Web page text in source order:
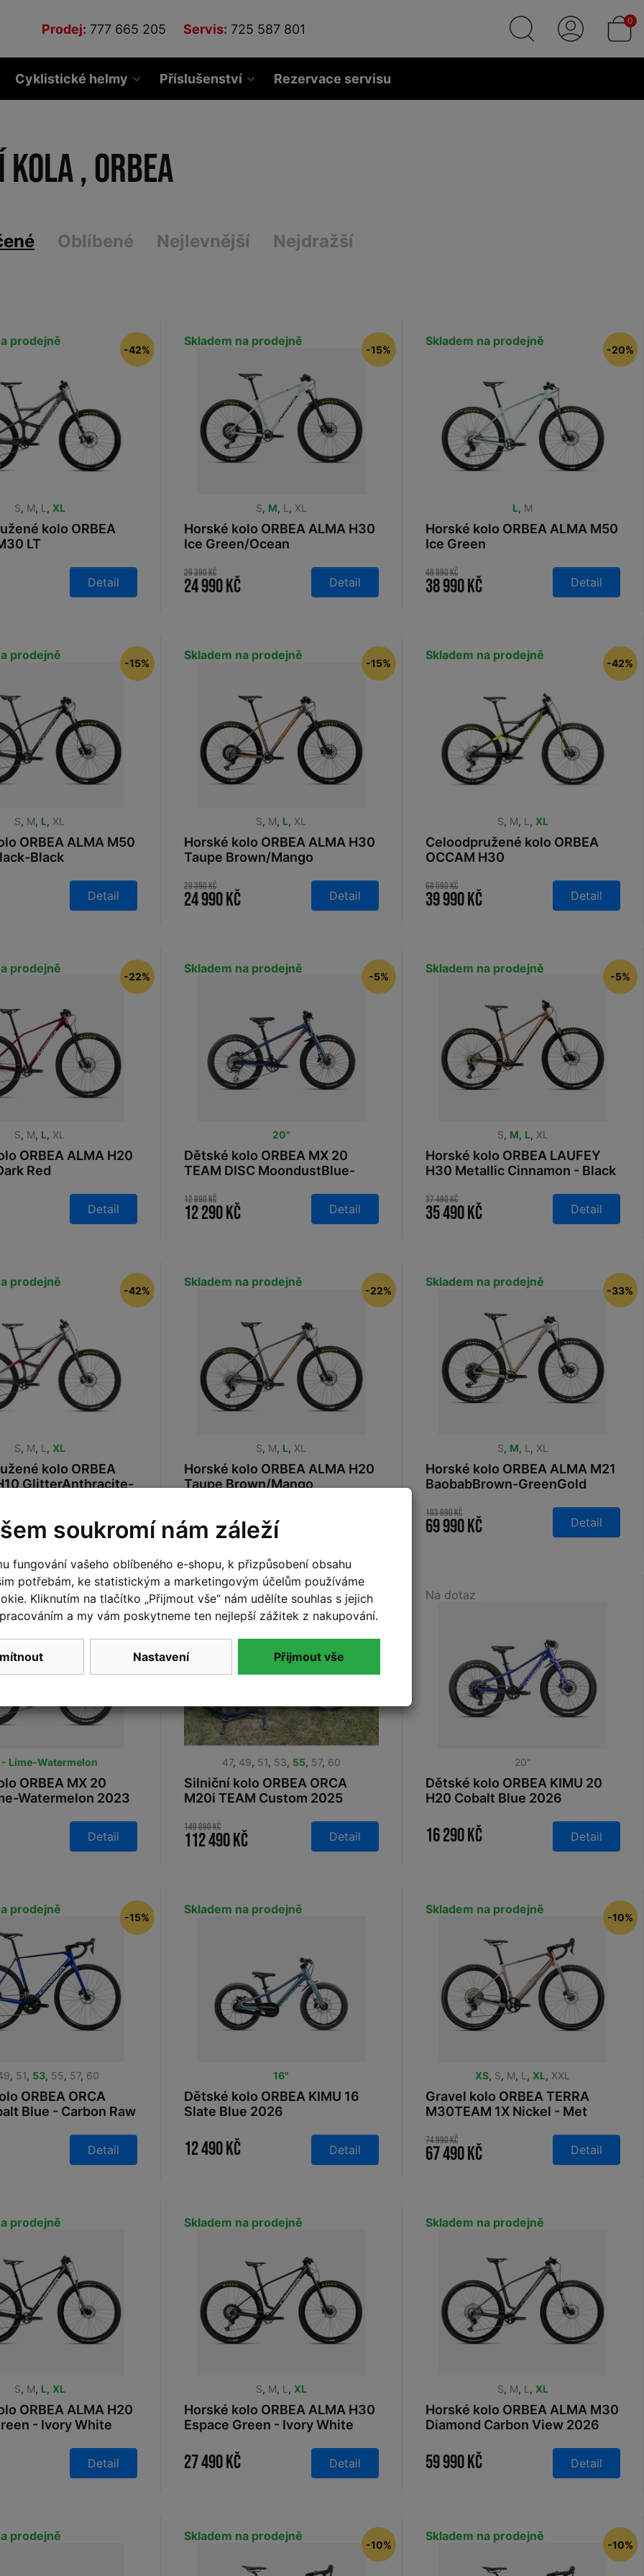
Prodej: 777 665 205 Servis: 725 587 801
0
Cyklistické helmy Příslušenství Rezervace servisu
, ORBEA
Oblíbené Nejlevnější Nejdražší
prodejně
S, M, L , XL
kolo ORBEA
LT
-42%
Detail
Skladem na prodejně
S, M, L , XL
Horské kolo ORBEA ALMA H30
Ice Green/Ocean
-15%
29 390 Kč
24 990 Kč Detail
Skladem na prodejně
L, M
Horské kolo ORBEA ALMA M50
Ice Green
-20%
48 990 Kč
38 990 Kč Detail
prodejně
S, M, L, XL
ORBEA ALMA M50
Black
-15%
Detail
Skladem na prodejně
S, M, L, XL
Horské kolo ORBEA ALMA H30
Taupe Brown/Mango
-15%
29 390 Kč
24 990 Kč Detail
Skladem na prodejně
S, M, L , XL
Celoodpružené kolo ORBEA
OCCAM H30
2023
-42%
68 590 Kč
39 990 Kč Detail
prodejně
S, M, L, XL
ORBEA ALMA H20
Red
-22%
Detail
Skladem na prodejně
20"
Dětské kolo ORBEA MX 20
TEAM DISC MoondustBlue-
-5%
12 990 Kč
12 290 Kč Detail
Skladem na prodejně
S, M, L, XL
Horské kolo ORBEA LAUFEY
H30 Metallic Cinnamon - Black
-5%
37 490 Kč
35 490 Kč Detail
prodejně
S, M, L , XL
kolo ORBEA
GlitterAnthracite-
-42%
Detail
Skladem na prodejně
S, M, L, XL
Horské kolo ORBEA ALMA H20
Taupe Brown/Mango
-22%
27 990 Kč
Skladem na prodejně
S, M, L , XL
Horské kolo ORBEA ALMA M21
BaobabBrown-GreenGold
-33%
103 990 Kč
69 990 Kč Detail
prodejně
Lime-Watermelon
ORBEA MX 20
Watermelon 2023
-10%
Detail
Skladem na prodejně
47, 49, 51, 53, 55, 57, 60
Silniční kolo ORBEA ORCA
M20i TEAM Custom 2025
-25%
149 890 Kč
112 490 Kč Detail
Na dotaz
20"
Dětské kolo ORBEA KIMU 20
H20 Cobalt Blue 2026
16 290 Kč Detail
prodejně
, 51, 53, 55, 57, 60
ORBEA ORCA
Blue - Carbon Raw
-15%
Detail
Skladem na prodejně
16"
Dětské kolo ORBEA KIMU 16
Slate Blue 2026
12 490 Kč Detail
Skladem na prodejně
XS, S, M, L , XL, XXL
Gravel kolo ORBEA TERRA
M30TEAM 1X Nickel - Met
-10%
74 990 Kč
67 490 Kč Detail
prodejně
S, M, L, XL
ORBEA ALMA H20
- Ivory White
Detail
Skladem na prodejně
S, M, L , XL
Horské kolo ORBEA ALMA H30
Espace Green - Ivory White
27 490 Kč Detail
Skladem na prodejně
S, M, L , XL
Horské kolo ORBEA ALMA M30
Diamond Carbon View 2026
59 990 Kč Detail
prodejně Skladem na prodejně
-10%
Skladem na prodejně
-10%
soukromí nám záleží
fungování vašeho oblíbeného e-shopu, k přizpůsobení obsahu
potřebám, ke statistickým a marketingovým účelům používáme
Kliknutím na tlačítko „Přijmout vše“ nám udělíte souhlas s jejich
a my vám poskytneme ten nejlepší zážitek z nakupování.
Nastavení Přijmout vše